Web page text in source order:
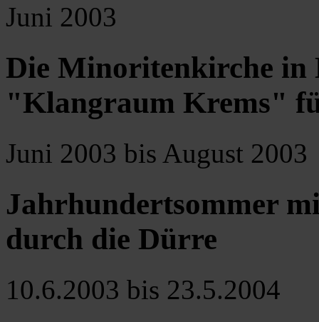
Juni 2003
Die Minoritenkirche in
"Klangraum Krems"
Juni 2003 bis August 2003
Jahrhundertsommer
durch die Dürre
10.6.2003 bis 23.5.2004